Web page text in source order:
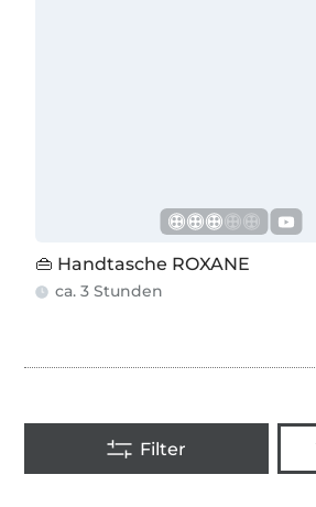
👜 Handtasche ROXANE
ca. 3 Stunden